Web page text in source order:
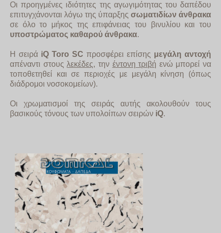
Οι προηγμένες ιδιότητες της αγωγιμότητας του δαπέδου
επιτυγχάνονται λόγω της ύπαρξης σωματιδίων άνθρακα
σε όλο το μήκος της επιφάνειας του βινυλίου και του
υποστρώματος καθαρού άνθρακα.
Η σειρά iQ Toro SC προσφέρει επίσης μεγάλη αντοχή
απέναντι στους λεκέδες, την έντονη τριβή ενώ μπορεί να
τοποθετηθεί και σε περιοχές με μεγάλη κίνηση (όπως
διάδρομοι νοσοκομείων).
Οι χρωματισμοί της σειράς αυτής ακολουθούν τους
βασικούς τόνους των υπολοίπων σειρών iQ.